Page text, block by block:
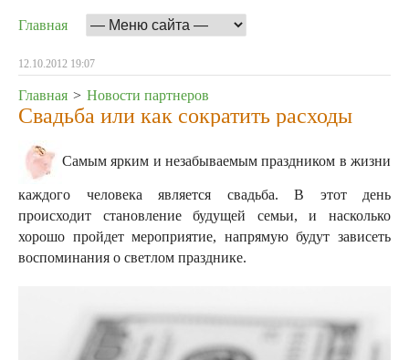
Главная
12.10.2012 19:07
Главная > Новости партнеров
Свадьба или как сократить расходы
Самым ярким и незабываемым праздником в жизни
каждого человека является свадьба. В этот день
происходит становление будущей семьи, и насколько
хорошо пройдет мероприятие, напрямую будут зависеть
воспоминания о светлом празднике.